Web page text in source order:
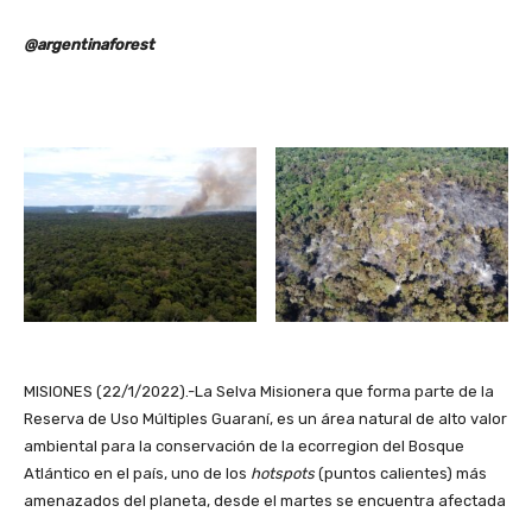
@argentinaforest
MISIONES (22/1/2022).-La Selva Misionera que forma parte de la
Reserva de Uso Múltiples Guaraní, es un área natural de alto valor
ambiental para la conservación de la ecorregion del Bosque
Atlántico en el país, uno de los hotspots (puntos calientes) más
amenazados del planeta, desde el martes se encuentra afectada